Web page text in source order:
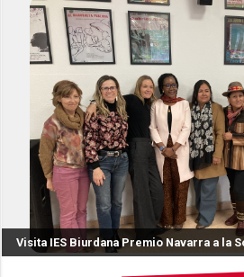
Visita IES Biurdana Premio Navarra a la